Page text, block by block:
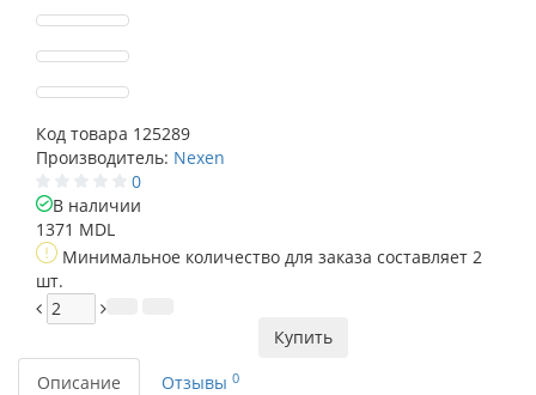
Код товара 125289
Производитель: Nexen
0
В наличии
1371 MDL
Минимальное количество для заказа составляет 2
шт.
Купить
Описание
Отзывы 0